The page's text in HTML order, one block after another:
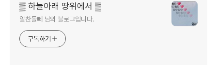
▒ 하늘아래 땅위에서 ▒
알찬돌삐 님의 블로그입니다.
구독하기